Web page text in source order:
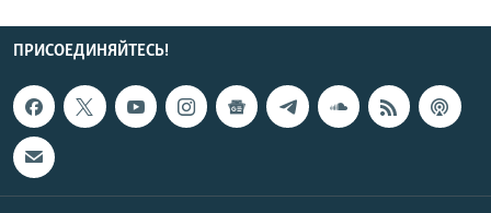
ПРИСОЕДИНЯЙТЕСЬ!